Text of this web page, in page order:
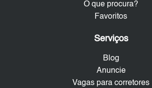
O que procura?
Favoritos
Serviços
Blog
Anuncie
Vagas para corretores